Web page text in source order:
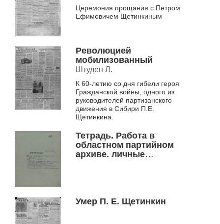
Церемония прощания с Петром
Ефимовичем Щетинкиным
Революцией
мобилизованный
Штуден Л.
К 60-летию со дня гибели героя
Гражданской войны, одного из
руководителей партизанского
движения в Сибири П.Е.
Щетинкина.
Тетрадь. Работа в
областном партийном
архиве. личные
полпредством СССР из
Умер П. Е. Щетинкин